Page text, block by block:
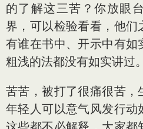
的了解这三苦？你放眼
界，可以检验看看，他们
有谁在书中、开示中有如
粗浅的法都没有如实讲过。
苦苦，被打了很痛很苦，
年轻人可以意气风发行动